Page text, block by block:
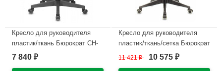
Кресло для руководителя
пластик/ткань Бюрократ CH-
808LT серый 3C1
7 840 ₽
Кресло для руководителя
пластик/ткань/сетка Бюрократ
CH-607 черный
11 421₽ 10 575 ₽